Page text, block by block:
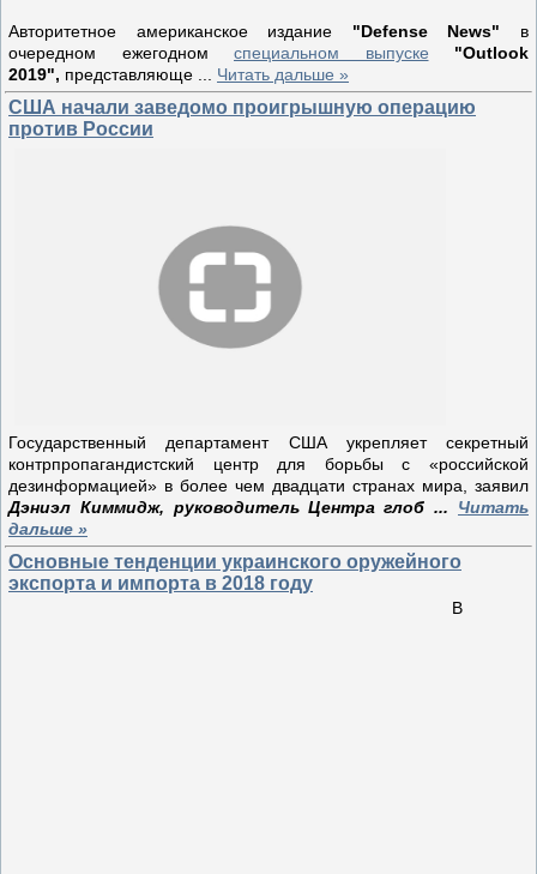
Авторитетное американское издание "Defense News" в
очередном ежегодном специальном выпуске "Outlook
2019", представляюще Читать дальше »
США начали заведомо проигрышную операцию
против России
Государственный департамент США укрепляет секретный
контрпропагандистский центр для борьбы с «российской
дезинформацией» в более чем двадцати странах мира, заявил
Дэниэл Киммидж, руководитель Центра глоб... Читать
дальше »
Основные тенденции украинского оружейного
экспорта и импорта в 2018 году
В